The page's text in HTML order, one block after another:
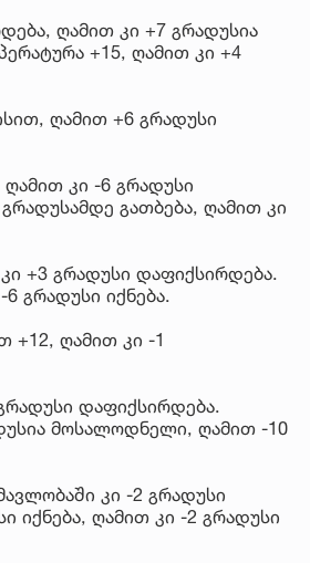
ღამით კი +7 გრადუსია
+15, ღამით კი +4
ღამით +6 გრადუსი
კი -6 გრადუსი
გათბება, ღამით კი
+3 გრადუსი დაფიქსირდება.
გრადუსი იქნება.
+12, ღამით კი -1
დაფიქსირდება.
მოსალოდნელი, ღამით -10
კი -2 გრადუსი
იქნება, ღამით კი -2 გრადუსი